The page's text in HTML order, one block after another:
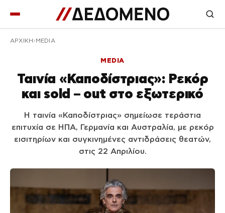
ΑΡΧΙΚΉ MEDIA
MEDIA
Ταινία «Καποδίστριας»: Ρεκόρ
και sold – out στο εξωτερικό
Η ταινία «Καποδίστριας» σημείωσε τεράστια
επιτυχία σε ΗΠΑ, Γερμανία και Αυστραλία, με ρεκόρ
εισιτηρίων και συγκινημένες αντιδράσεις θεατών,
στις 22 Απριλίου.